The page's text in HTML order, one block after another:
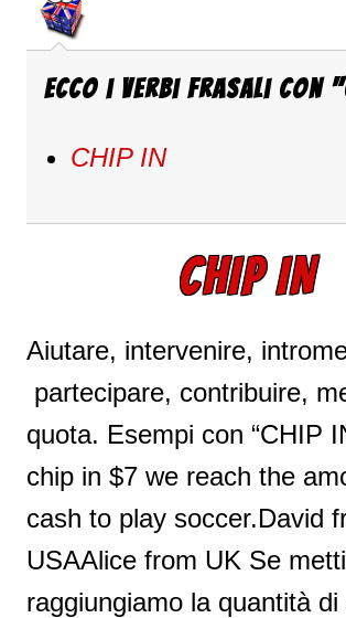
Ecco i verbi frasali con
CHIP IN
CHIP IN
Aiutare, intervenire,
partecipare, contribuire,
quota. Esempi con “CHIP
chip in $7 we reach the
cash to play soccer.David
USAAlice from UK Se
raggiungiamo la quantità di